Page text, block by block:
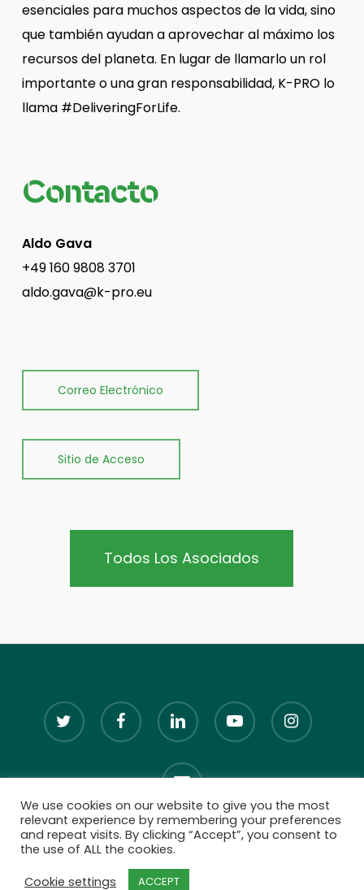
esenciales para muchos aspectos de la vida, sino
que también ayudan a aprovechar al máximo los
recursos del planeta. En lugar de llamarlo un rol
importante o una gran responsabilidad, K-PRO lo
llama #DeliveringForLife.
Contacto
Aldo Gava
+49 160 9808 3701
aldo.gava@k-pro.eu
Correo Electrónico
Sitio de Acceso
Todos Los Asociados
twitter facebook linkedin youtube instagram
email
© 2026 Brazilian Renderers.
We use cookies on our website to give you the most
relevant experience by remembering your preferences
and repeat visits. By clicking “Accept”, you consent to
the use of ALL the cookies.
Cookie settings
ACCEPT